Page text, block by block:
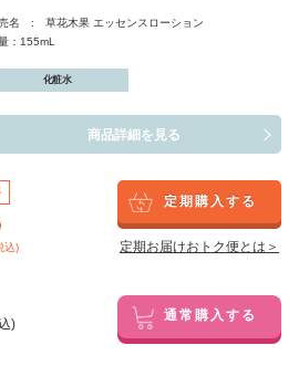
名 : 草花木果 エッセンスローション
：155mL
化粧水
商品詳細を見る
込)
定期購入する
定期お届けおトク便とは＞
) 通常購入する